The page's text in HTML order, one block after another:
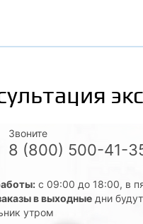
Звоните
8 (800) 500-41-
с 09:00 до 18:00, в
в выходныедни
утром